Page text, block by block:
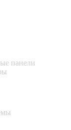
панели